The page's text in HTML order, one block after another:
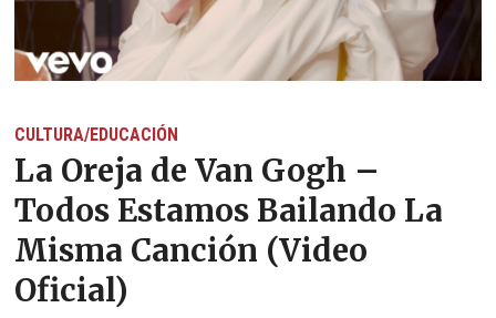
CULTURA/EDUCACIÓN
La Oreja de Van Gogh –
Todos Estamos Bailando La
Misma Canción (Video
Oficial)